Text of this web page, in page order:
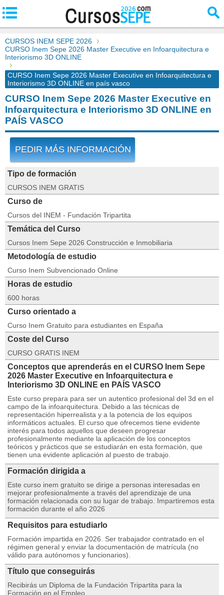
CURSOS INEM SEPE 2026
CURSO Inem Sepe 2026 Master Executive en Infoarquitectura e
Interiorismo 3D ONLINE
CURSO Inem Sepe 2026 Master Executive en Infoarquitectura e
Interiorismo 3D ONLINE en país vasco
CURSO Inem Sepe 2026 Master Executive en
Infoarquitectura e Interiorismo 3D ONLINE en
PAÍS VASCO
PEDIR MÁS INFORMACIÓN
Tipo de formación
CURSOS INEM GRATIS
Curso de
Cursos del INEM - Fundación Tripartita
Temática del Curso
Cursos Inem Sepe 2026 Construcción e Inmobiliaria
Metodología de estudio
Curso Inem Subvencionado Online
Horas de estudio
600 horas
Curso orientado a
Curso Inem Gratuito para estudiantes en España
Coste del Curso
CURSO GRATIS INEM
Conceptos que aprenderás en el CURSO Inem Sepe
2026 Master Executive en Infoarquitectura e
Interiorismo 3D ONLINE en PAÍS VASCO
Este curso prepara para ser un autentico profesional del 3d en el
campo de la infoarquitectura. Debido a las técnicas de
representación hiperrealista y a la potencia de los equipos
informáticos actuales. El curso que ofrecemos tiene evidente
interés para todos aquellos que deseen progresar
profesionalmente mediante la aplicación de los conceptos
teóricos y prácticos que se estudiarán en esta formación, que
tienen una evidente aplicación al puesto de trabajo.
Formación dirigida a
Este curso inem gratuito se dirige a personas interesadas en
mejorar profesionalmente a través del aprendizaje de una
formación relacionada con su lugar de trabajo. Impartiremos esta
formación durante el año 2026
Requisitos para estudiarlo
Formación impartida en 2026. Ser trabajador contratado en el
régimen general y enviar la documentación de matrícula (no
válido para autónomos y funcionarios).
Título que conseguirás
Recibirás un Diploma de la Fundación Tripartita para la
Formación en el Empleo